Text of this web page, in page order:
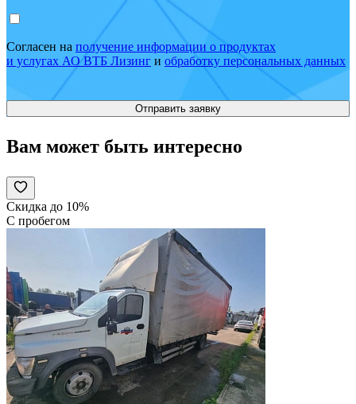
Согласен на получение информации о продуктах
и услугах АО ВТБ Лизинг и обработку персональных данных
Вам может быть интересно
Скидка до 10%
С пробегом